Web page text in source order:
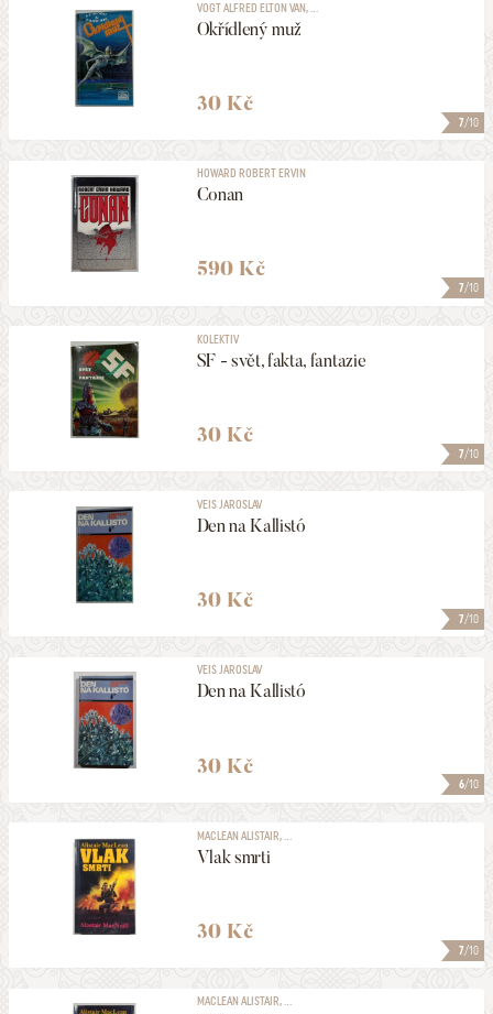
7/10
VOGT ALFRED ELTON VAN, ...
Okřídlený muž
30 Kč
7/10
HOWARD ROBERT ERVIN
Conan
590 Kč
7/10
KOLEKTIV
SF - svět, fakta, fantazie
30 Kč
7/10
VEIS JAROSLAV
Den na Kallistó
30 Kč
6/10
VEIS JAROSLAV
Den na Kallistó
30 Kč
7/10
MACLEAN ALISTAIR, ...
Vlak smrti
30 Kč
MACLEAN ALISTAIR, ...